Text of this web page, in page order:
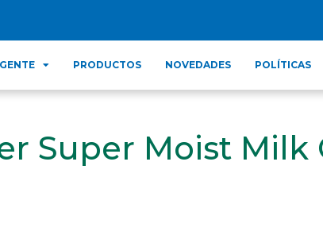
PRODUCTOS NOVEDADES POLÍTICAS
Super Moist Milk